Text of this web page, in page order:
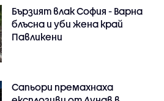
Бързият влак София - Варна
блъсна и уби жена край
Павликени
Сапьори премахнаха